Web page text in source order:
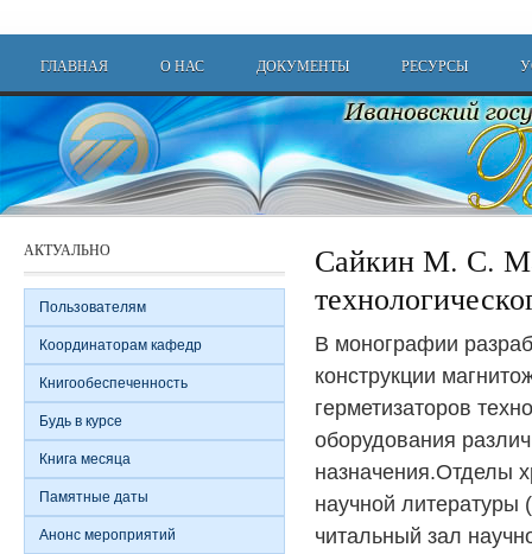
Main menu
ГЛАВНАЯ О НАС ДОКУМЕНТЫ РЕСУРСЫ
Сайкин М. С.
В монографии
конструкции
герметизаторов
оборудования
назначения.Отделы
научной литературы
читальный зал
АКТУАЛЬНО
Пользователям
Координаторам кафедр
Книгообеспеченность
Будь в курсе
Книга месяца
Памятные даты
Анонс мероприятий